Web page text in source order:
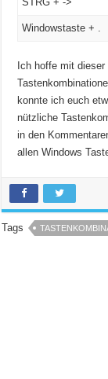
Windowstaste + .
Ich hoffe mit
konnte ich euch
nützliche
in den
allen Windows
Tags